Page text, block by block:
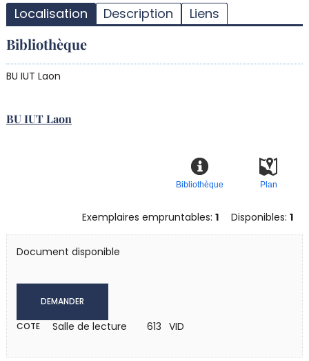
Localisation Description Liens
Bibliothèque
BU IUT Laon
BU IUT Laon
Plan
Bibliothèque
Exemplaires empruntables:1 Disponibles:1
Document disponible
DEMANDER
COTE Salle de lecture 613 VID